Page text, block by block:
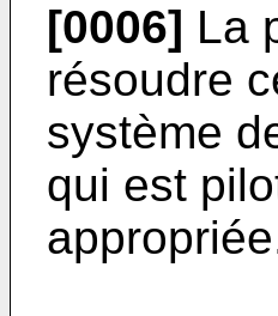
[0006] La
résoudre
système
qui est